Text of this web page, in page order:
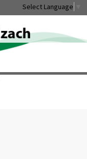
Select Language